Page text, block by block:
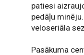
patiesi
pedāļu
veloseriāla
Pasākuma